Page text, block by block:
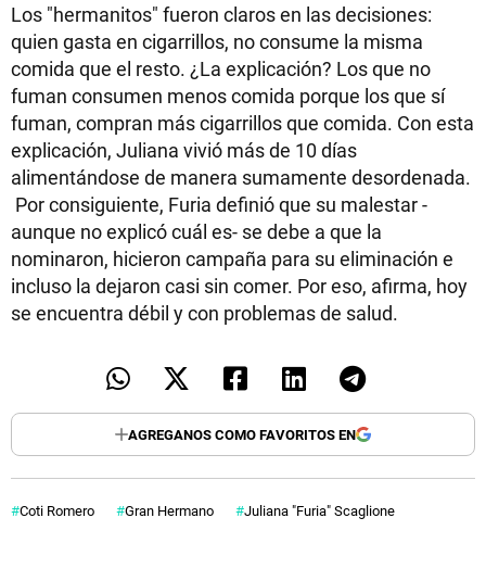
Los "hermanitos" fueron claros en las decisiones:
quien gasta en cigarrillos, no consume la misma
comida que el resto. ¿La explicación? Los que no
fuman consumen menos comida porque los que sí
fuman, compran más cigarrillos que comida. Con esta
explicación, Juliana vivió más de 10 días
alimentándose de manera sumamente desordenada.
Por consiguiente, Furia definió que su malestar -
aunque no explicó cuál es- se debe a que la
nominaron, hicieron campaña para su eliminación e
incluso la dejaron casi sin comer. Por eso, afirma, hoy
se encuentra débil y con problemas de salud.
AGREGANOS COMO FAVORITOS EN
Coti Romero Gran Hermano Juliana "Furia" Scaglione